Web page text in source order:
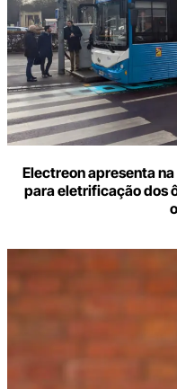
Electreon apresenta
para eletrificação dos